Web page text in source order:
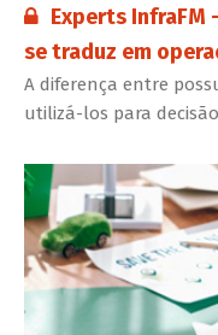
Conteúdo restrito:
Experts InfraFM
se traduz em
A diferença entre
utilizá-los para